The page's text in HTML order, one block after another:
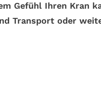
Gefühl Ihren Kran
Transport oder